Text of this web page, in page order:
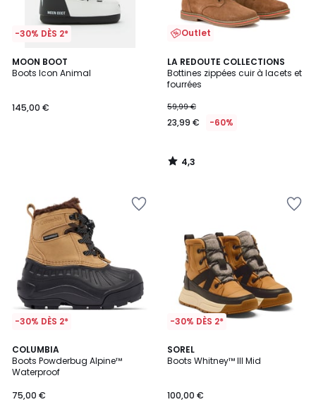
-30% DÈS 2*
MOON BOOT
Boots Icon Animal
145,00 €
Outlet
LA REDOUTE COLLECTIONS
Bottines zippées cuir à lacets et
fourrées
59,99 €
23,99 € -60%
4,3
/ 5
4,3
/
-30% DÈS 2*
COLUMBIA
Boots Powderbug Alpine™
Waterproof
75,00 €
-30% DÈS 2*
SOREL
Boots Whitney™ III Mid
100,00 €
5
/
2
Couleurs